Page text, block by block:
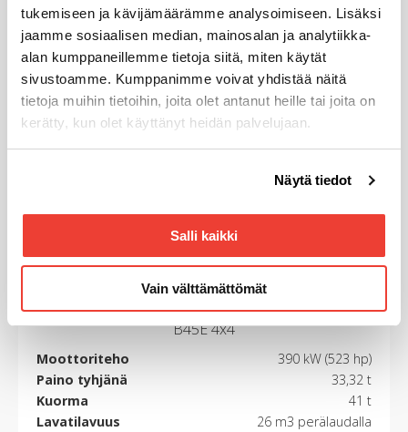
tukemiseen ja kävijämäärämme analysoimiseen. Lisäksi
jaamme sosiaalisen median, mainosalan ja analytiikka-
alan kumppaneillemme tietoja siitä, miten käytät
sivustoamme. Kumppanimme voivat yhdistää näitä
tietoja muihin tietoihin, joita olet antanut heille tai joita on
kerätty, kun olet käyttänyt heidän palvelujaan.
linkistä.
Näytä tiedot
Salli kaikki
Vain välttämättömät
Bell
B30E 4x4
Moottoriteho
260 kW (348 hp)
Paino tyhjänä
Kuorma
28 t
21 m3
PYYDÄ TARJOUS LATAA ESITE
Bell
B45E 4x4
Moottoriteho
390 kW (523 hp)
Paino tyhjänä
33,32 t
Kuorma
41 t
Lavatilavuus
26 m3 perälaudalla